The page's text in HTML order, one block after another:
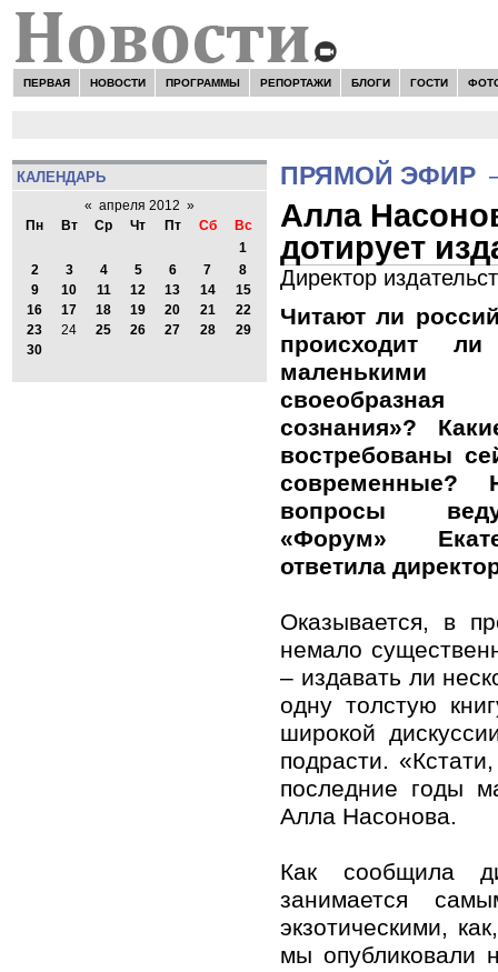
ПЕРВАЯ НОВОСТИ ПРОГРАММЫ РЕПОРТАЖИ БЛОГИ ГОСТИ
КАЛЕНДАРЬ
« апреля 2012 »
Пн
Вт Ср Чт Пт Сб
Вс
1
2
3 4 5 6 7
8
9
10 11 12 13 14
15
16
17 18 19 20 21
22
23
24 25 26 27 28
29
30
ПРЯМОЙ ЭФИР
Алла
дотирует
Директор
Читают ли
происходит
маленькими
сознания»?
востребованы
вопросы
«Форум»
ответила
Оказывается, в
немало
– издавать ли
одну толстую
широкой
подрасти.
последние годы
Алла Насонова.
Как сообщила
занимается
экзотическими,
мы опубликовали